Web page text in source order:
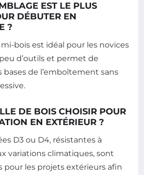
EST LE PLUS
DÉBUTER EN
?
mi-bois est idéal pour les novices
d’outils et permet de
de l’emboîtement sans
DE BOIS CHOISIR POUR
EN EXTÉRIEUR ?
D3 ou D4, résistantes à
variations climatiques, sont
pour les projets extérieurs afin